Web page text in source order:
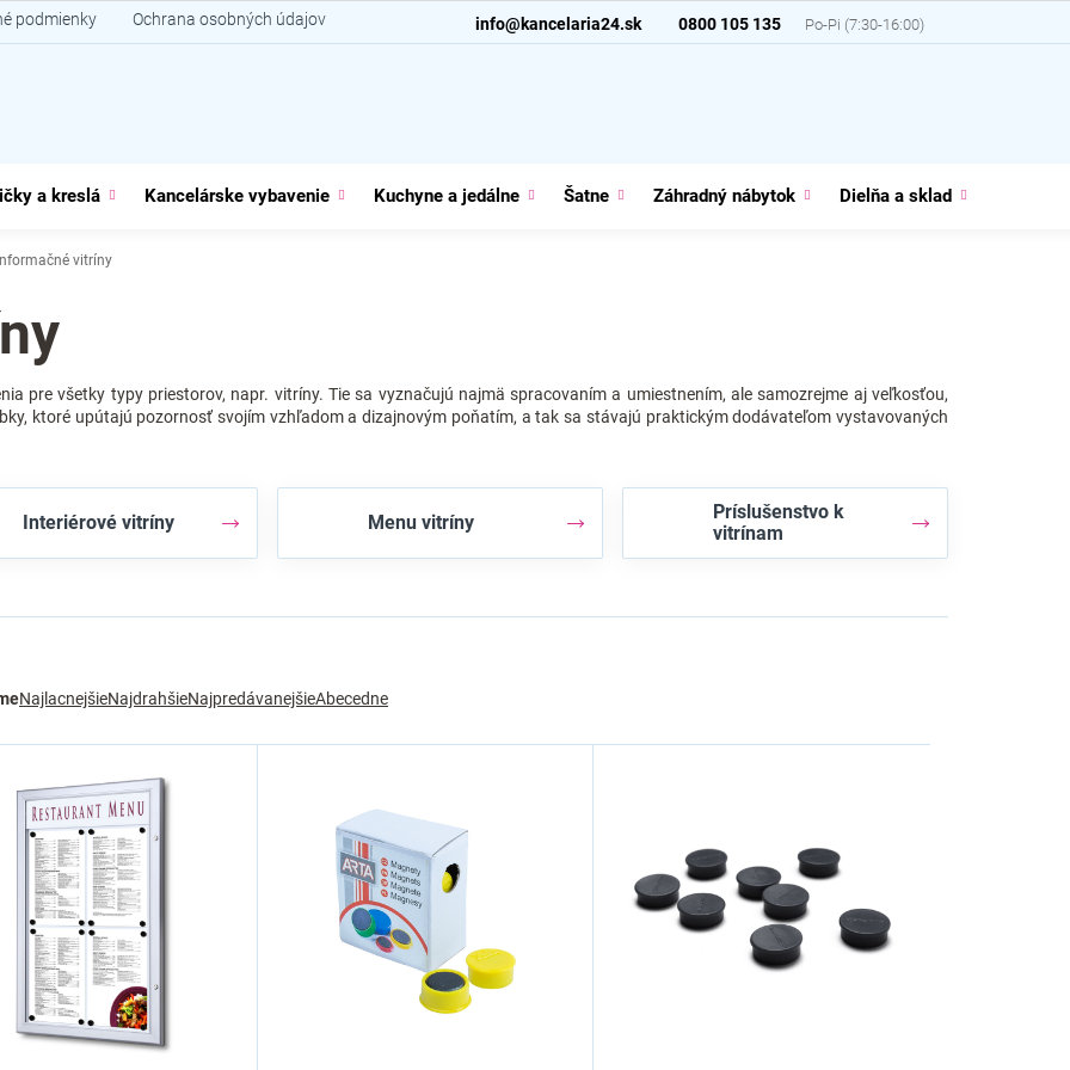
0800 105 135
info@kancelaria24.sk
podmienky Ochrana osobných údajov
a kreslá Kancelárske vybavenie Kuchyne a jedálne Šatne Záhradný nábytok Dielňa a sklad
Informačné vitríny
pre všetky typy priestorov, napr. vitríny. Tie sa vyznačujú najmä spracovaním a umiestnením, ale samozrejme aj veľkosťou,
ktoré upútajú pozornosť svojím vzhľadom a dizajnovým poňatím, a tak sa stávajú praktickým dodávateľom vystavovaných
Interiérové ​​vitríny Menu vitríny
Príslušenstvo k
vitrínam
NajlacnejšieNajdrahšieNajpredávanejšieAbecedne